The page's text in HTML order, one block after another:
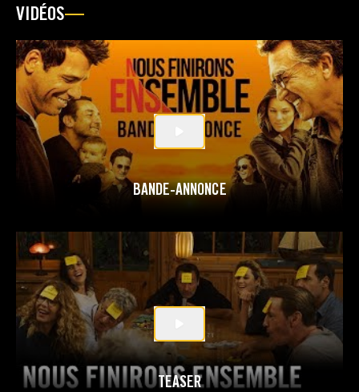
VIDÉOS
BANDE-ANNONCE
TEASER